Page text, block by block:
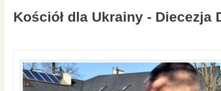
Kościół dla Ukrainy - Diecezja